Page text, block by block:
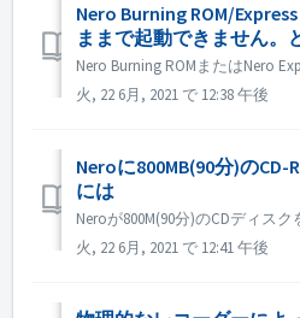
Nero Burning ROM/
ままで起動できません。
火, 22 6月, 2021 で 12:38 午後
Neroに800MB(90分)の
には
火, 22 6月, 2021 で 12:41 午後